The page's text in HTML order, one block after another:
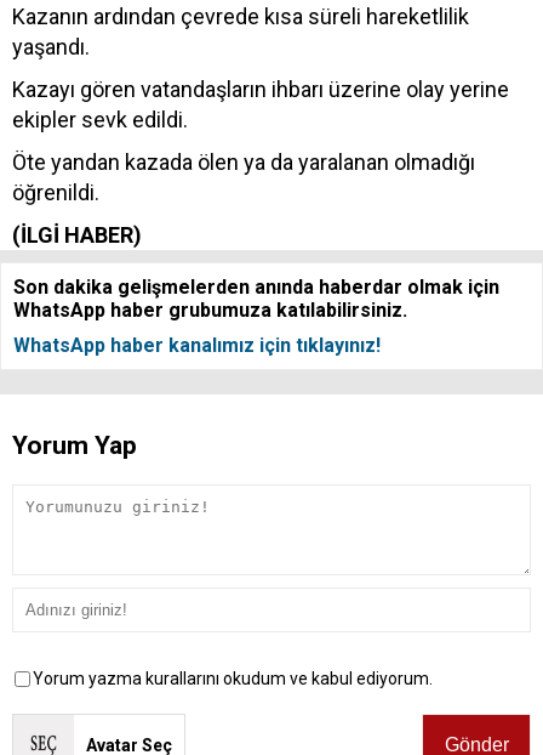
Kazanın ardından çevrede kısa süreli hareketlilik
yaşandı.
Kazayı gören vatandaşların ihbarı üzerine olay yerine
ekipler sevk edildi.
Öte yandan kazada ölen ya da yaralanan olmadığı
öğrenildi.
(İLGİ HABER)
Son dakika gelişmelerden anında haberdar olmak için
WhatsApp haber grubumuza katılabilirsiniz.
WhatsApp haber kanalımız için tıklayınız!
Yorum Yap
Yorum yazma kurallarını okudum ve kabul ediyorum.
Avatar Seç